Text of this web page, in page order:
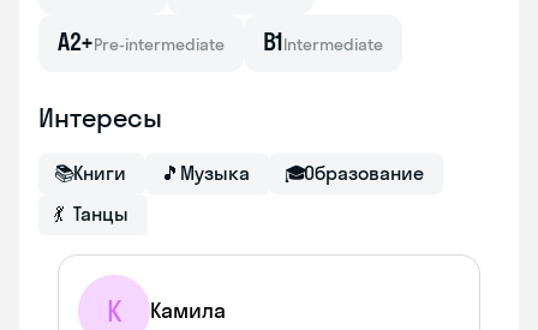
A2+Pre-intermediate B1Intermediate
Интересы
📚Книги 🎵 Музыка 🎓Образование
💃 Танцы
К
Камила